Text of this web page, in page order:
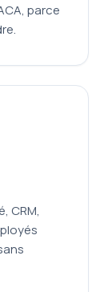
parce
CRM,